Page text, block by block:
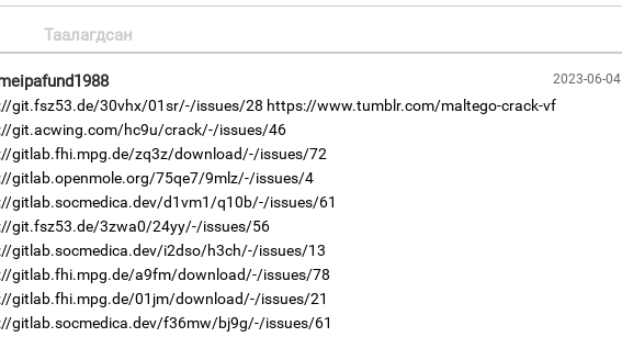
Таалагдсан
2023-06-04
git.fsz53.de/30vhx/01sr/-/issues/28 https://www.tumblr.com/maltego-crack-vf
git.acwing.com/hc9u/crack/-/issues/46
gitlab.fhi.mpg.de/zq3z/download/-/issues/72
gitlab.openmole.org/75qe7/9mlz/-/issues/4
gitlab.socmedica.dev/d1vm1/q10b/-/issues/61
git.fsz53.de/3zwa0/24yy/-/issues/56
gitlab.socmedica.dev/i2dso/h3ch/-/issues/13
gitlab.fhi.mpg.de/a9fm/download/-/issues/78
gitlab.fhi.mpg.de/01jm/download/-/issues/21
gitlab.socmedica.dev/f36mw/bj9g/-/issues/61